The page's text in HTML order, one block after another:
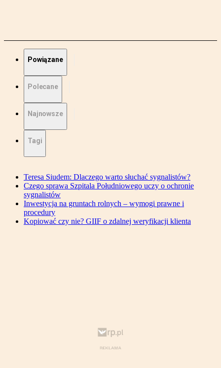
Powiązane
Polecane
Najnowsze
Tagi
Teresa Siudem: Dlaczego warto słuchać sygnalistów?
Czego sprawa Szpitala Południowego uczy o ochronie
sygnalistów
Inwestycja na gruntach rolnych – wymogi prawne i
procedury
Kopiować czy nie? GIIF o zdalnej weryfikacji klienta